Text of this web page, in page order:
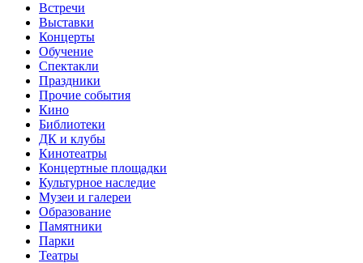
Встречи
Выставки
Концерты
Обучение
Спектакли
Праздники
Прочие события
Кино
Библиотеки
ДК и клубы
Кинотеатры
Концертные площадки
Культурное наследие
Музеи и галереи
Образование
Памятники
Парки
Театры